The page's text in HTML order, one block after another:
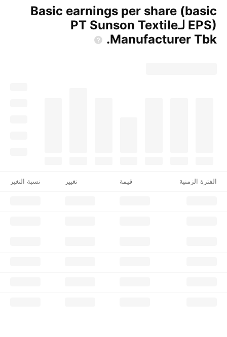
Basic earnings per share (basic
EPS) لـ‎PT Sunson Textile
Manufacturer Tbk‎.
الفترة الزمنية قيمة تغيير نسبة التغير